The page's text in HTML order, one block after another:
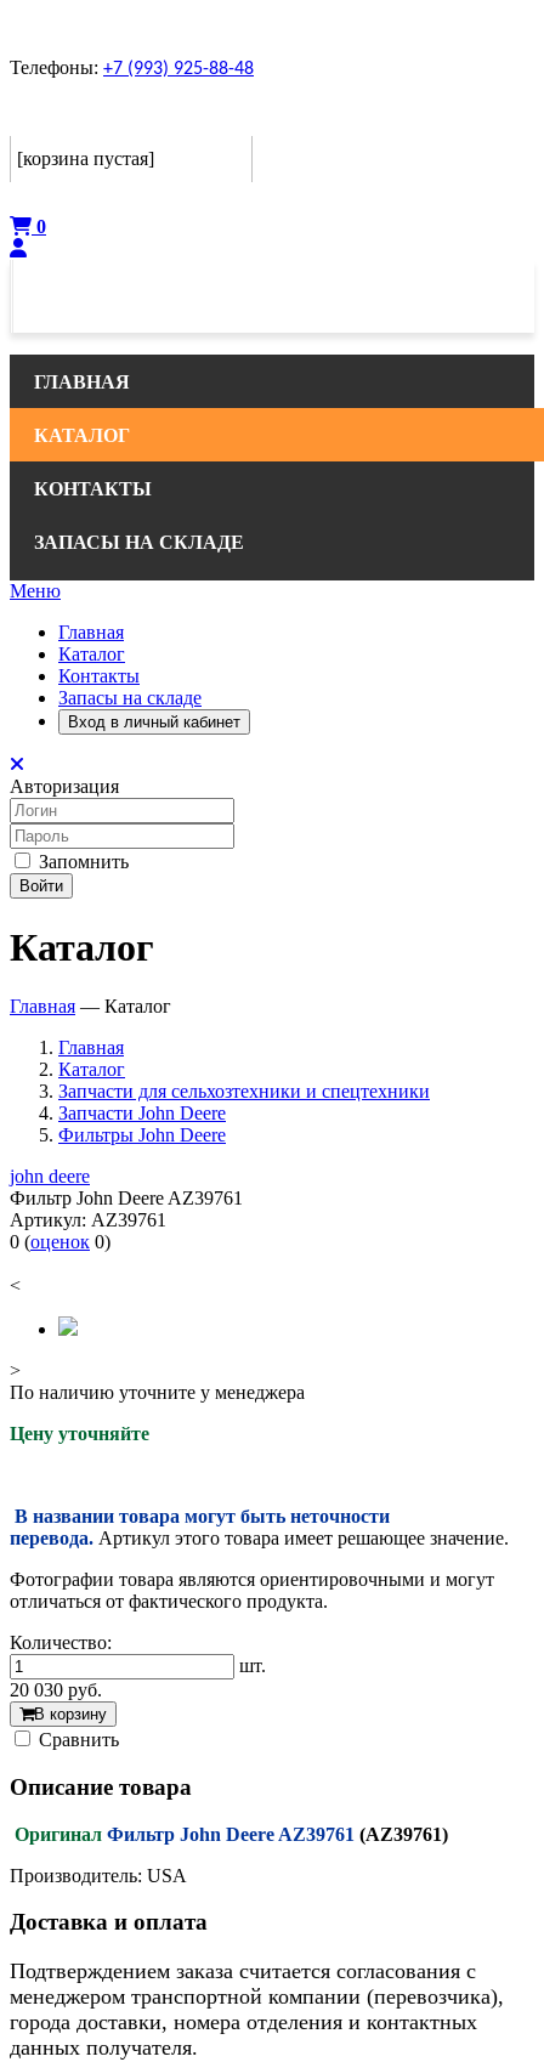
Телефоны: +7 (993) 925-88-48
[корзина пустая]
0
ГЛАВНАЯ
КАТАЛОГ
КОНТАКТЫ
ЗАПАСЫ НА СКЛАДЕ
Меню
Главная
Каталог
Контакты
Запасы на складе
Вход в личный кабинет
Авторизация
Запомнить
Войти
Каталог
Главная — Каталог
Главная
Каталог
Запчасти для сельхозтехники и спецтехники
Запчасти John Deere
Фильтры John Deere
john deere
Фильтр John Deere AZ39761
Артикул: AZ39761
0 (оценок 0)
<
>
По наличию уточните у менеджера
Цену уточняйте
В названии товара могут быть неточности
перевода. Артикул этого товара имеет решающее значение.
Фотографии товара являются ориентировочными и могут
отличаться от фактического продукта.
Количество:
шт.
20 030 руб.
В корзину
Cравнить
Описание товара
Оригинал Фильтр John Deere AZ39761 (AZ39761)
Производитель: USA
Доставка и оплата
Подтверждением заказа считается согласования с
менеджером транспортной компании (перевозчика),
города доставки, номера отделения и контактных
данных получателя.